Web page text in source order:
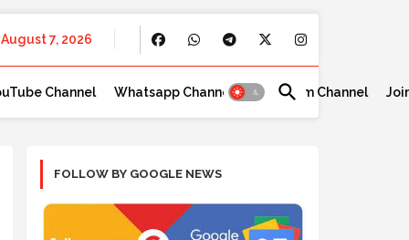
August 7, 2026
Channel Whatsapp Channel Telegram Channel
FOLLOW BY GOOGLE NEWS